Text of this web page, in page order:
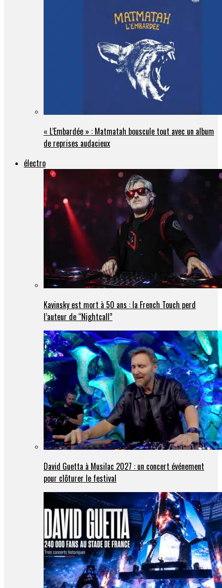
« L’Embardée » : Matmatah bouscule tout avec un album
de reprises audacieux
électro
Kavinsky est mort à 50 ans : la French Touch perd
l’auteur de “Nightcall”
David Guetta à Musilac 2027 : un concert événement
pour clôturer le festival